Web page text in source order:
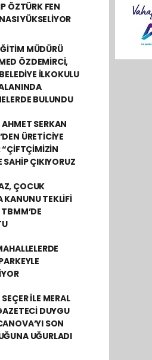
ÖZTÜRK FEN
YÜKSELİYOR
MÜDÜRÜ
ÖZDEMİRCİ,
İLKOKULU
BULUNDU
SERKAN
ÜRETİCİYE
“ÇİFTÇİMİZİN
SAHİP ÇIKIYORUZ
ÇOCUK
KANUNU TEKLİFİ
İLE MERAL
DUYGU
SON
UĞURLADI